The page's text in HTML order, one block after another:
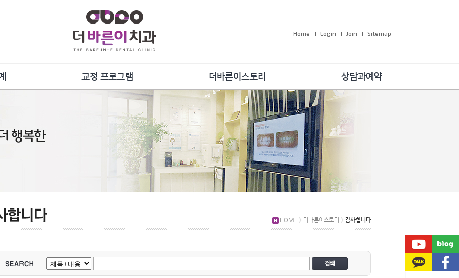
Home Login Join Sitemap
교정 프로그램 더바른이스토리 상담과예약
관리
증상별 프로그램
장치별 프로그램
공지사항
언론속의 더바른이
강연 및 학술대회
사회공헌활동
더바른 우리 이야기
감사합니다
원장님 1:1 상담
자주하는 질문
HOME > 더바른이스토리 > 감사합니다